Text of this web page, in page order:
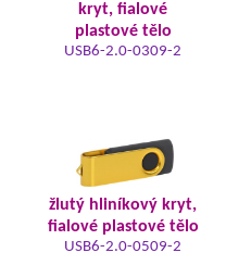
kryt, fialové
plastové tělo
USB6-2.0-0309-2
žlutý hliníkový kryt,
fialové plastové tělo
USB6-2.0-0509-2